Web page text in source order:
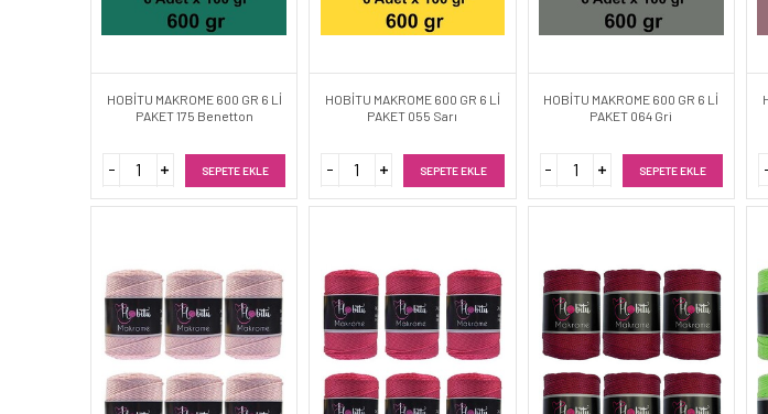
HOBİTU MAKROME 600 GR 6 Lİ
PAKET 175 Benetton
SEPETE EKLE
HOBİTU MAKROME 600 GR 6 Lİ
PAKET 055 Sarı
SEPETE EKLE
HOBİTU MAKROME 600 GR 6 Lİ
PAKET 064 Gri
SEPETE EKLE